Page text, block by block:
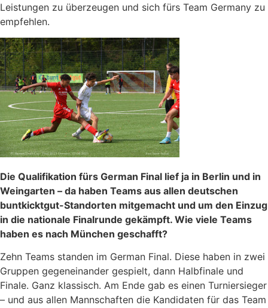
Leistungen zu überzeugen und sich fürs Team Germany zu
empfehlen.
Die Qualifikation fürs German Final lief ja in Berlin und in
Weingarten – da haben Teams aus allen deutschen
buntkicktgut-Standorten mitgemacht und um den Einzug
in die nationale Finalrunde gekämpft. Wie viele Teams
haben es nach München geschafft?
Zehn Teams standen im German Final. Diese haben in zwei
Gruppen gegeneinander gespielt, dann Halbfinale und
Finale. Ganz klassisch. Am Ende gab es einen Turniersieger
– und aus allen Mannschaften die Kandidaten für das Team